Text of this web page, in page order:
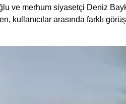
ve merhum siyasetçi Deniz
kullanıcılar arasında farklı